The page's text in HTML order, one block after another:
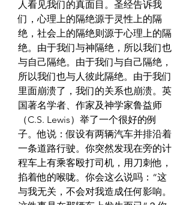
人看见我们的真面目。圣经告诉我
们，心理上的隔绝源于灵性上的隔
绝，社会上的隔绝则源于心理上的隔
绝。由于我们与神隔绝，所以我们也
与自己隔绝。由于我们与自己隔绝，
所以我们也与人彼此隔绝。由于我们
里面崩溃了，我们的关系也崩溃。英
国著名学者、作家及神学家鲁益师
（C.S. Lewis）举了一个很好的例
子。他说：假设有两辆汽车并排沿着
一条道路行驶。你突然发现在旁的计
程车上有乘客殴打司机，用刀刺他，
掐着他的喉咙。你会这么说吗：“这
与我无关，不会对我造成任何影响。